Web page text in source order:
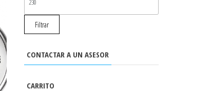
MÁXIMO
Filtrar
CONTACTAR A UN ASESOR
CARRITO